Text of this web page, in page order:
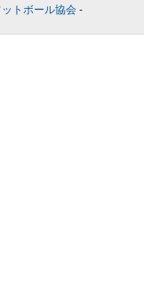
トボール協会-